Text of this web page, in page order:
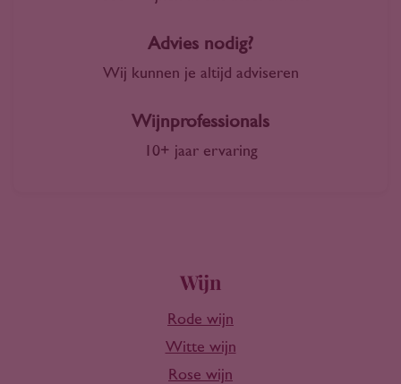
Advies nodig?
Wij kunnen je altijd adviseren
Wijnprofessionals
10+ jaar ervaring
Wijn
Rode wijn
Witte wijn
Rose wijn